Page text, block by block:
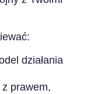
działania
prawem,